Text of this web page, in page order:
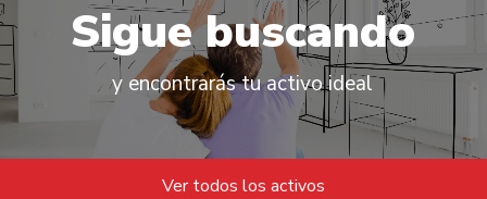
Sigue buscando
y encontrarás tu activo ideal
Ver todos los activos